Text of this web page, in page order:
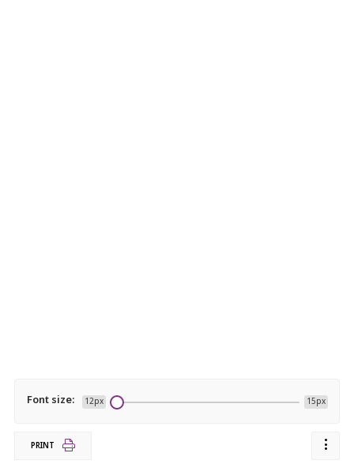
Font size: 12px 15px
PRINT